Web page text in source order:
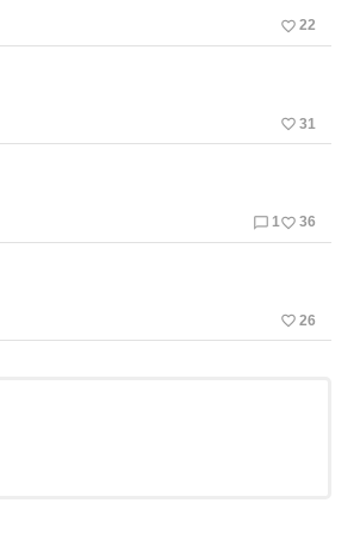
favorite_border 22
favorite_border 31
chat_bubble_outline 1 favorite_border 36
favorite_border 26